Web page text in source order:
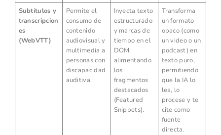
Subtítulos y
transcripcion
es
(WebVTT)
Permite el
consumo de
contenido
audiovisual y
multimedia a
personas con
discapacidad
auditiva.
Inyecta texto
estructurado
y marcas de
tiempo en el
DOM,
alimentando
los
fragmentos
destacados
(Featured
Snippets).
Transforma
un formato
opaco (como
un video o un
podcast) en
texto puro,
permitiendo
que la IA lo
lea, lo
procese y te
cite como
fuente
directa.